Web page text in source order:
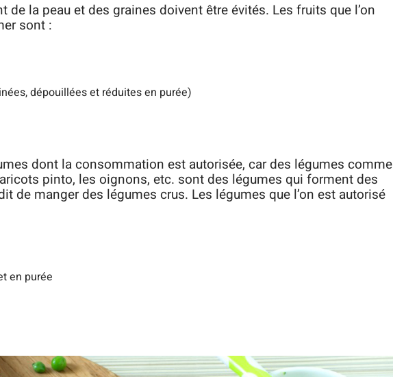
de la peau et des graines doivent être évités. Les fruits que l’on
sont :
dépouillées et réduites en purée)
dont la consommation est autorisée, car des légumes comme
pinto, les oignons, etc. sont des légumes qui forment des
de manger des légumes crus. Les légumes que l’on est autorisé
en purée